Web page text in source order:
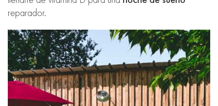
reparador.